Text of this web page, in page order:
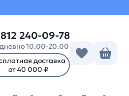
240-09-78
10.00-20.00
доставка
от 40 000 ₽